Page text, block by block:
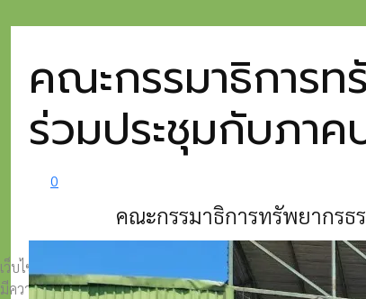
เว็บไซต์วีระศักดิ์ โควสุรัตน์ www.weerasak.org
มีความมุ่งมั่นเเละตั้งใจในการเผยแพร่เรื่องราวความรู้ความเข้
คณะกรรมาธิการ
ร่วมประชุมกับภาค
0
คณะกรรมาธิการทรัพยากร